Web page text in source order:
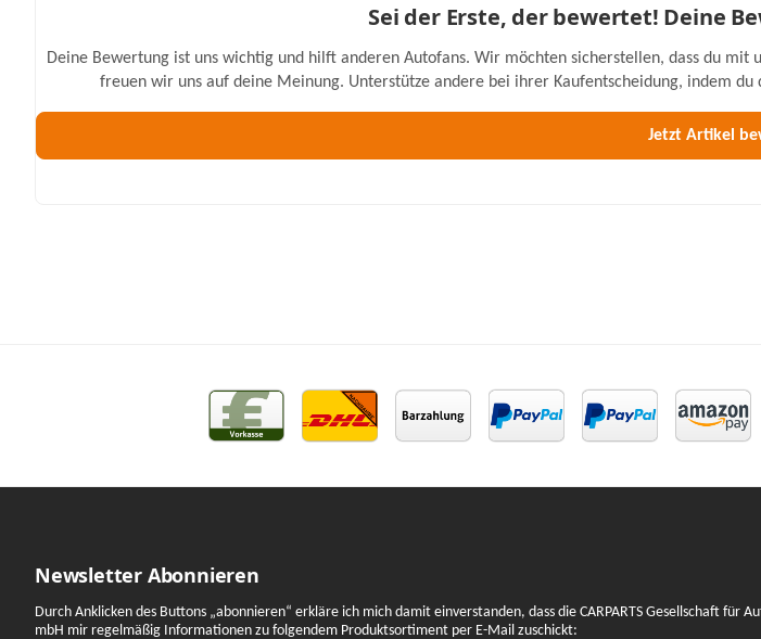
Sei der Erste, der bewertet! Deine
Deine Bewertung ist uns wichtig und hilft anderen Autofans. Wir möchten sicherstellen, dass du
freuen wir uns auf deine Meinung. Unterstütze andere bei ihrer Kaufentscheidung, indem
Newsletter Abonnieren
Durch Anklicken des Buttons „abonnieren“ erkläre ich mich damit einverstanden, dass die CARPARTS Gesellschaft für
mbH mir regelmäßig Informationen zu folgendem Produktsortiment per E-Mail zuschickt: